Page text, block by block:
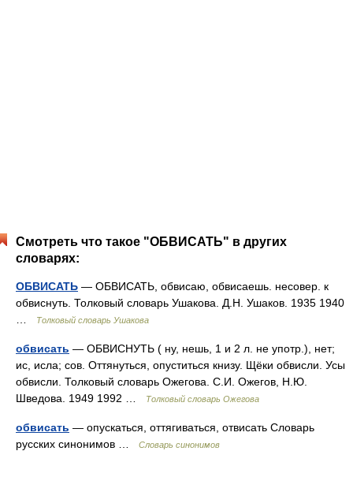
Смотреть что такое "ОБВИСАТЬ" в других
словарях:
ОБВИСАТЬ — ОБВИСАТЬ, обвисаю, обвисаешь. несовер. к
обвиснуть. Толковый словарь Ушакова. Д.Н. Ушаков. 1935 1940
Толковый словарь Ушакова
обвисать — ОБВИСНУТЬ ( ну, нешь, 1 и 2 л. не употр.), нет;
ис, исла; сов. Оттянуться, опуститься книзу. Щёки обвисли. Усы
обвисли. Толковый словарь Ожегова. С.И. Ожегов, Н.Ю.
Шведова. 1949 1992 …
Толковый словарь Ожегова
обвисать — опускаться, оттягиваться, отвисать Словарь
русских синонимов …
Словарь синонимов